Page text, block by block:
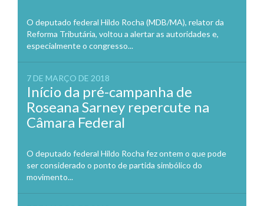
O deputado federal Hildo Rocha (MDB/MA), relator da
Reforma Tributária, voltou a alertar as autoridades e,
especialmente o congresso...
7 DE MARÇO DE 2018
Início da pré-campanha de
Roseana Sarney repercute na
Câmara Federal
O deputado federal Hildo Rocha fez ontem o que pode
ser considerado o ponto de partida simbólico do
movimento...